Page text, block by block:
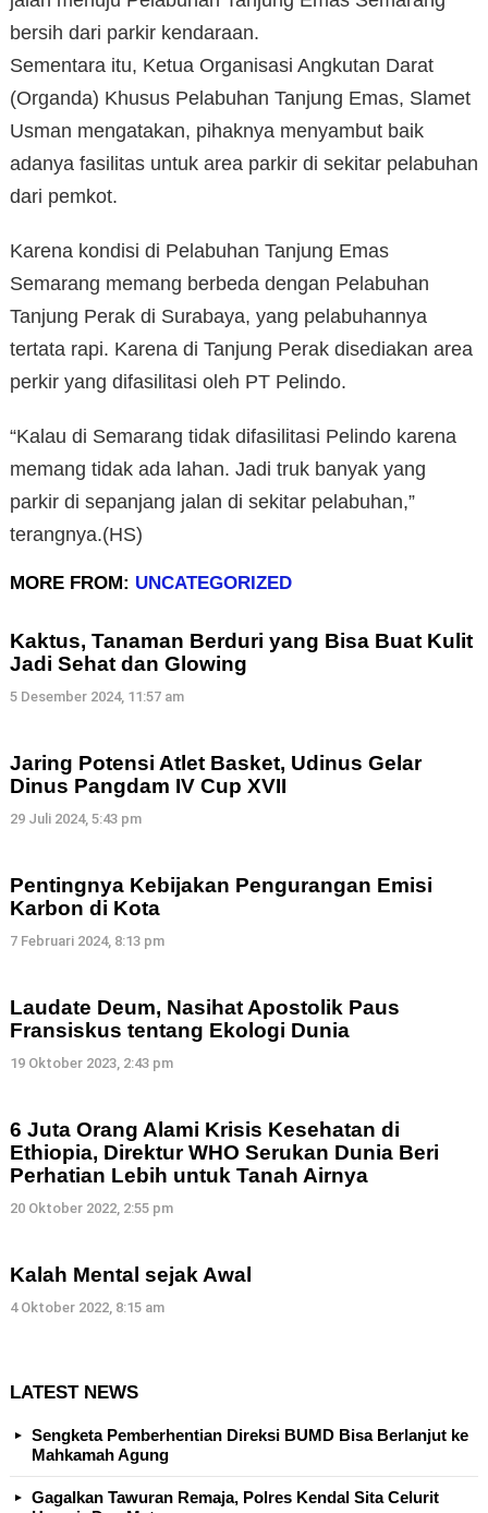
bersih dari parkir kendaraan.
Sementara itu, Ketua Organisasi Angkutan Darat
(Organda) Khusus Pelabuhan Tanjung Emas, Slamet
Usman mengatakan, pihaknya menyambut baik
adanya fasilitas untuk area parkir di sekitar pelabuhan
dari pemkot.
Karena kondisi di Pelabuhan Tanjung Emas
Semarang memang berbeda dengan Pelabuhan
Tanjung Perak di Surabaya, yang pelabuhannya
tertata rapi. Karena di Tanjung Perak disediakan area
perkir yang difasilitasi oleh PT Pelindo.
“Kalau di Semarang tidak difasilitasi Pelindo karena
memang tidak ada lahan. Jadi truk banyak yang
parkir di sepanjang jalan di sekitar pelabuhan,”
terangnya.(HS)
MORE FROM: UNCATEGORIZED
Kaktus, Tanaman Berduri yang Bisa Buat Kulit
Jadi Sehat dan Glowing
5 Desember 2024, 11:57 am
Jaring Potensi Atlet Basket, Udinus Gelar
Dinus Pangdam IV Cup XVII
29 Juli 2024, 5:43 pm
Pentingnya Kebijakan Pengurangan Emisi
Karbon di Kota
7 Februari 2024, 8:13 pm
Laudate Deum, Nasihat Apostolik Paus
Fransiskus tentang Ekologi Dunia
19 Oktober 2023, 2:43 pm
6 Juta Orang Alami Krisis Kesehatan di
Ethiopia, Direktur WHO Serukan Dunia Beri
Perhatian Lebih untuk Tanah Airnya
20 Oktober 2022, 2:55 pm
Kalah Mental sejak Awal
4 Oktober 2022, 8:15 am
LATEST NEWS
Sengketa Pemberhentian Direksi BUMD Bisa Berlanjut ke
Mahkamah Agung
Gagalkan Tawuran Remaja, Polres Kendal Sita Celurit